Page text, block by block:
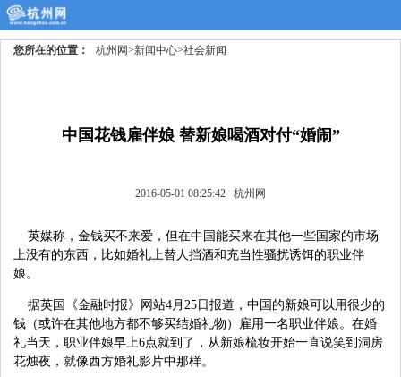
您所在的位置： 杭州网>新闻中心>社会新闻
中国花钱雇伴娘 替新娘喝酒对付“婚闹”
2016-05-01 08:25:42 杭州网
英媒称，金钱买不来爱，但在中国能买来在其他一些国家的市场
上没有的东西，比如婚礼上替人挡酒和充当性骚扰诱饵的职业伴
娘。
据英国《金融时报》网站4月25日报道，中国的新娘可以用很少的
钱（或许在其他地方都不够买结婚礼物）雇用一名职业伴娘。在婚
礼当天，职业伴娘早上6点就到了，从新娘梳妆开始一直说笑到洞房
花烛夜，就像西方婚礼影片中那样。